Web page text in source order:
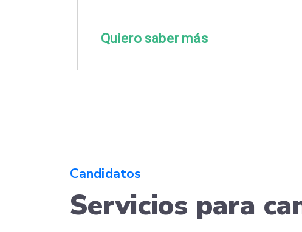
Quiero saber más
Candidatos
Servicios para